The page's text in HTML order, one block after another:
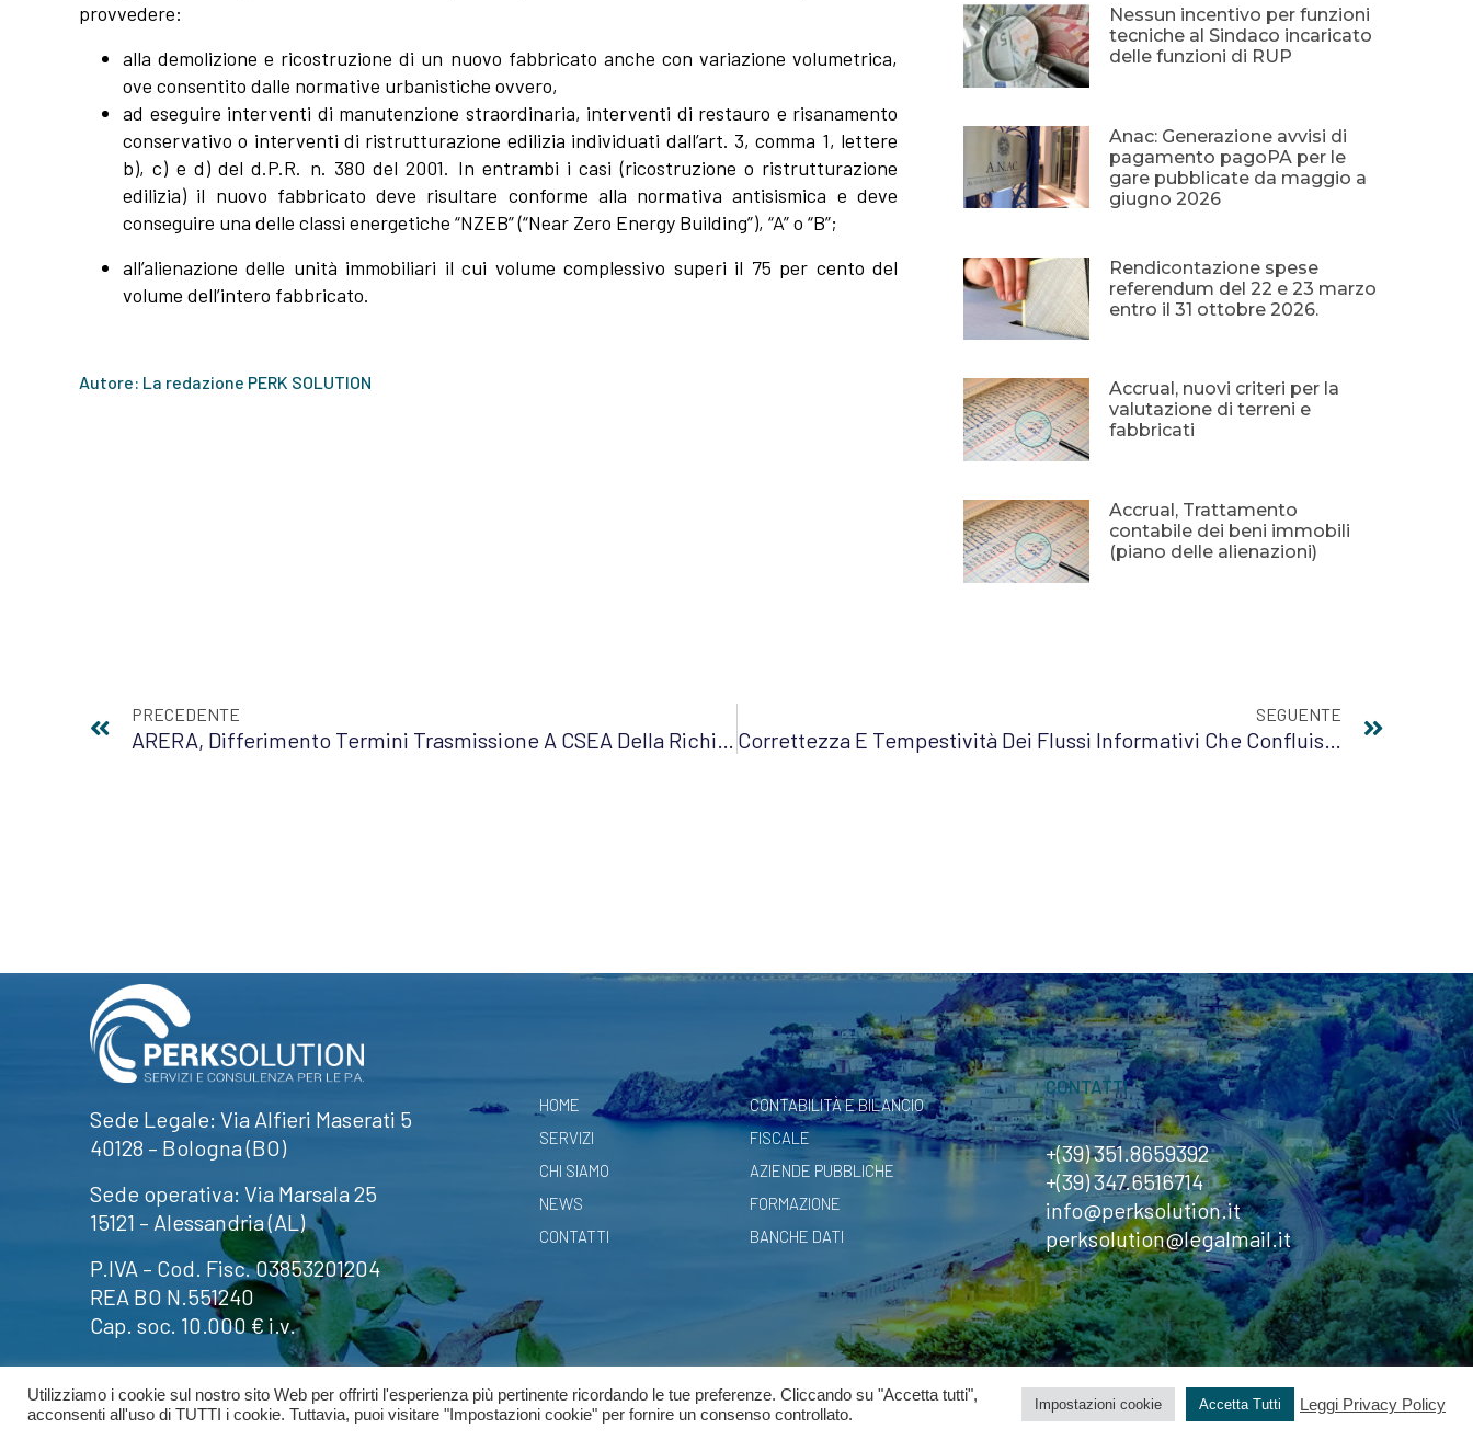
provvedere:
alla demolizione e ricostruzione di un nuovo fabbricato anche con variazione volumetrica,
ove consentito dalle normative urbanistiche ovvero,
ad eseguire interventi di manutenzione straordinaria, interventi di restauro e risanamento
conservativo o interventi di ristrutturazione edilizia individuati dall’art. 3, comma 1, lettere
b), c) e d) del d.P.R. n. 380 del 2001. In entrambi i casi (ricostruzione o ristrutturazione
edilizia) il nuovo fabbricato deve risultare conforme alla normativa antisismica e deve
conseguire una delle classi energetiche “NZEB” (“Near Zero Energy Building”), “A” o “B”;
all’alienazione delle unità immobiliari il cui volume complessivo superi il 75 per cento del
volume dell’intero fabbricato.
Autore: La redazione PERK SOLUTION
Nessun incentivo per funzioni
tecniche al Sindaco incaricato
delle funzioni di RUP
Anac: Generazione avvisi di
pagamento pagoPA per le
gare pubblicate da maggio a
giugno 2026
Rendicontazione spese
referendum del 22 e 23 marzo
entro il 31 ottobre 2026.
Accrual, nuovi criteri per la
valutazione di terreni e
fabbricati
Accrual, Trattamento
contabile dei beni immobili
(piano delle alienazioni)
PRECEDENTE
ARERA, Differimento Termini Trasmissione A CSEA Della Richiesta Di Anticipazione Finanziaria
SEGUENTE
Correttezza E Tempestività Dei Flussi Informativi Che Confluiscono Nella BDAP
Sede Legale: Via Alfieri Maserati 5
40128 – Bologna (BO)
Sede operativa: Via Marsala 25
15121 – Alessandria (AL)
P.IVA – Cod. Fisc. 03853201204
REA BO N.551240
Cap. soc. 10.000 € i.v.
HOME
SERVIZI
CHI SIAMO
NEWS
CONTATTI
CONTABILITÀ E BILANCIO
FISCALE
AZIENDE PUBBLICHE
FORMAZIONE
BANCHE DATI
CONTATTI
+(39) 351.8659392
+(39) 347.6516714
info@perksolution.it
perksolution@legalmail.it
©2024Perk Solution Tutti i diritti riservati Privacy Policy
Utilizziamo i cookie sul nostro sito Web per offrirti l'esperienza più pertinente ricordando le tue preferenze. Cliccando su "Accetta tutti",
acconsenti all'uso di TUTTI i cookie. Tuttavia, puoi visitare "Impostazioni cookie" per fornire un consenso controllato.
Impostazioni cookie Accetta Tutti Leggi Privacy Policy